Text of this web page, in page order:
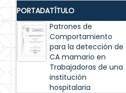
PORTADATÍTULO
Patrones de
Comportamiento
para la detección de
CA mamario en
Trabajadoras de una
institución
hospitalaria